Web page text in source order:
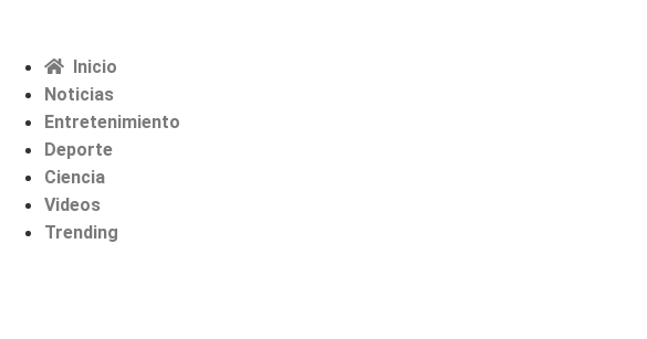
Inicio
Noticias
Entretenimiento
Deporte
Ciencia
Videos
Trending